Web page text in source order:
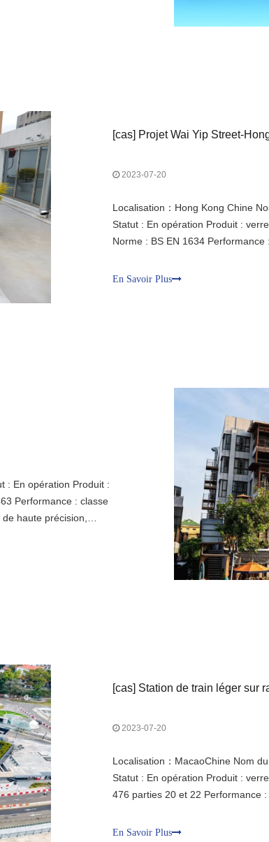
[cas] Projet Wai Yip Street-
2023-07-20
Localisation：Hong Kong Chine
Statut : En opération Produit :
Norme : BS EN 1634 Performance
comparables aux profilés en
En Savoir Plus
: En opération Produit :
Performance : classe
haute précision,
élevée et
[cas] Station de train léger sur
2023-07-20
Localisation：MacaoChine Nom
Statut : En opération Produit :
476 parties 20 et 22 Performance
comparables aux profilés en
En Savoir Plus